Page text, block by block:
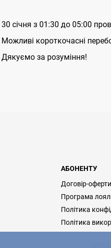
30 січня з 01:30 до 05:00
Можливі короткочасні
Дякуємо за розуміння!
АБОНЕНТУ
Договір-оферти
Програма
Політика
Політика